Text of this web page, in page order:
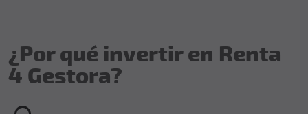
¿Por qué invertir en Renta
4 Gestora?